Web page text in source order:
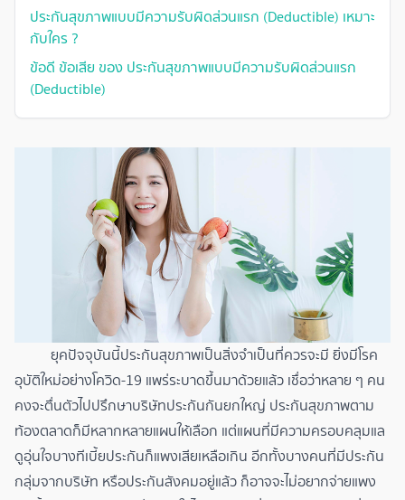
ประกันสุขภาพแบบมีความรับผิดส่วนแรก (Deductible) เหมาะ
กับใคร ?
ข้อดี ข้อเสีย ของ ประกันสุขภาพแบบมีความรับผิดส่วนแรก
(Deductible)
ยุคปัจจุบันนี้ประกันสุขภาพเป็นสิ่งจำเป็นที่ควรจะมี ยิ่งมีโรค
อุบัติใหม่อย่างโควิด-19 แพร่ระบาดขึ้นมาด้วยแล้ว เชื่อว่าหลาย ๆ คน
คงจะตื่นตัวไปปรึกษาบริษัทประกันกันยกใหญ่ ประกันสุขภาพตาม
ท้องตลาดก็มีหลากหลายแผนให้เลือก แต่แผนที่มีความครอบคลุมแล
ดูอุ่นใจบางทีเบี้ยประกันก็แพงเสียเหลือเกิน อีกทั้งบางคนที่มีประกัน
กลุ่มจากบริษัท หรือประกันสังคมอยู่แล้ว ก็อาจจะไม่อยากจ่ายแพง